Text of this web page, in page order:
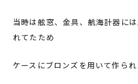
当時は舷窓、金具、航海計器に
れてたため
ケースにブロンズを用いて作られ